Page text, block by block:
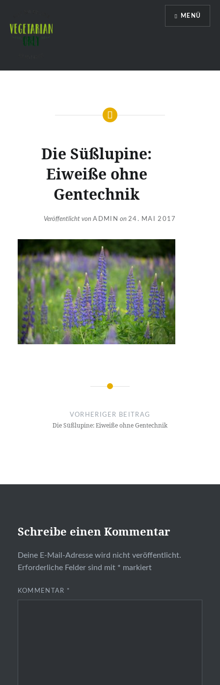
Inhalt
Vegetarian Only
MENÜ
Die Süßlupine:
Eiweiße ohne
Gentechnik
Veröffentlicht vonADMIN on 24. MAI 2017
NavigationVORHERIGER BEITRAG
Die Süßlupine: Eiweiße ohne Gentechnik
Schreibe einen Kommentar
Deine E-Mail-Adresse wird nicht veröffentlicht.
Erforderliche Felder sind mit * markiert
KOMMENTAR *